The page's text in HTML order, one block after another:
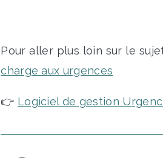
Pour aller plus loin sur le
charge aux urgences
👉 Logiciel de gestion